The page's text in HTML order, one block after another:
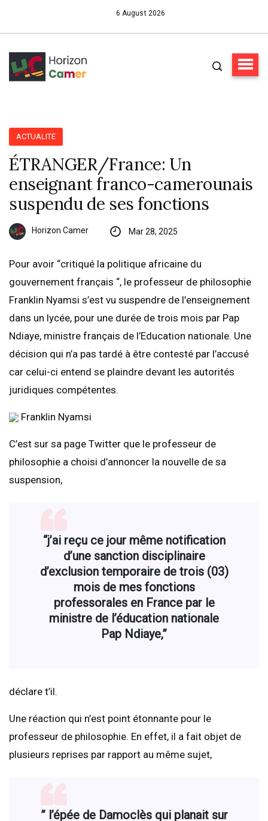
6 August 2026
ACTUALITE
ÉTRANGER/France: Un
enseignant franco-camerounais
suspendu de ses fonctions
Horizon Camer Mar 28, 2025
Pour avoir “critiqué la politique africaine du
gouvernement français “, le professeur de philosophie
Franklin Nyamsi s’est vu suspendre de l’enseignement
dans un lycée, pour une durée de trois mois par Pap
Ndiaye, ministre français de l’Education nationale. Une
décision qui n’a pas tardé à être contesté par l’accusé
car celui-ci entend se plaindre devant les autorités
juridiques compétentes.
Franklin Nyamsi
C’est sur sa page Twitter que le professeur de
philosophie a choisi d’annoncer la nouvelle de sa
suspension,
“j’ai reçu ce jour même notification
d’une sanction disciplinaire
d’exclusion temporaire de trois (03)
mois de mes fonctions
professorales en France par le
ministre de l’éducation nationale
Pap Ndiaye,”
déclare t’il.
Une réaction qui n’est point étonnante pour le
professeur de philosophie. En effet, il a fait objet de
plusieurs reprises par rapport au même sujet,
” l’épée de Damoclès qui planait sur